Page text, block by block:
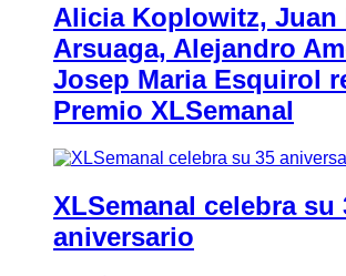
Alicia Koplowitz, Juan
Arsuaga, Alejandro
Josep Maria Esquirol
Premio XLSemanal
XLSemanal celebra su
aniversario